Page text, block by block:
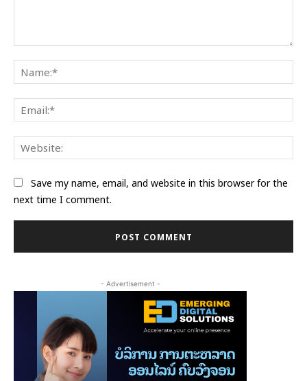
Save my name, email, and website in this browser for the
next time I comment.
- Advertisement -